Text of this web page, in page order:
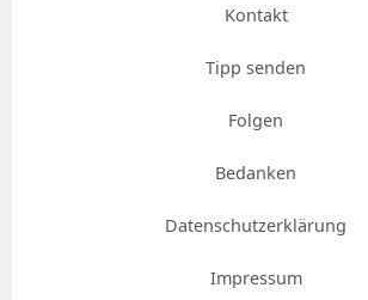
Kontakt
Tipp senden
Folgen
Bedanken
Datenschutzerklärung
Impressum